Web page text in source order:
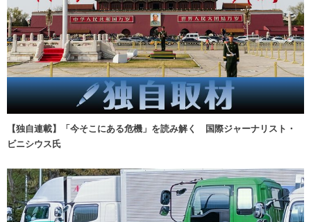
【独自連載】「今そこにある危機」を読み解く 国際ジャーナリスト・
ビニシウス氏